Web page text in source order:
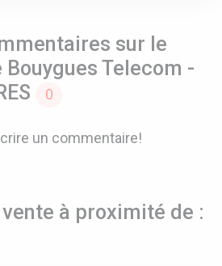
sur le
Telecom -
0
un commentaire!
à proximité de :